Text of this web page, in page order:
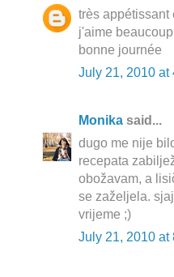
très appétissant
j'aime beaucoup
bonne journée
July 21, 2010 at
Monika said...
dugo me nije
recepata
obožavam, a
se zaželjela.
vrijeme ;)
July 21, 2010 at